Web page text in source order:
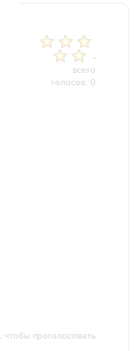
-
всего
голосов: 0
, чтобы проголосовать